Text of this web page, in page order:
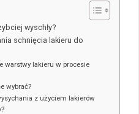
wyschły?
schnięcia lakieru do
warstwy lakieru w procesie
wybrać?
z użyciem lakierów